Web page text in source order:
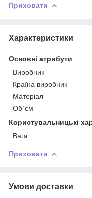
Приховати
Характеристики
Основні атрибути
Виробник
Країна виробник
Матеріал
Об`єм
Користувальницькі
Вага
Приховати
Умови доставки